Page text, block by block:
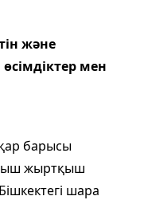
және
мен
барысы
жыртқыш
шара